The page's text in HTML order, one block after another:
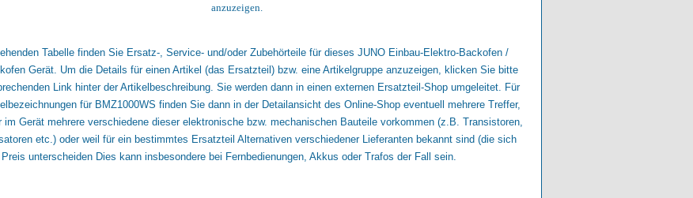
anzuzeigen.
Tabelle finden Sie Ersatz-, Service- und/oder Zubehörteile für dieses JUNO Einbau-Elektro-Backofen /
Gerät. Um die Details für einen Artikel (das Ersatzteil) bzw. eine Artikelgruppe anzuzeigen, klicken Sie bitte
Link hinter der Artikelbeschreibung. Sie werden dann in einen externen Ersatzteil-Shop umgeleitet. Für
für BMZ1000WS finden Sie dann in der Detailansicht des Online-Shop eventuell mehrere Treffer,
im Gerät mehrere verschiedene dieser elektronische bzw. mechanischen Bauteile vorkommen (z.B. Transistoren,
etc.) oder weil für ein bestimmtes Ersatzteil Alternativen verschiedener Lieferanten bekannt sind (die sich
unterscheiden Dies kann insbesondere bei Fernbedienungen, Akkus oder Trafos der Fall sein.